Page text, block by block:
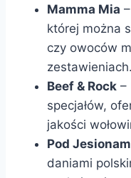
Mamma Mia
której można
czy owoców
zestawieniach.
Beef & Rock –
specjałów,
jakości
Pod
daniami